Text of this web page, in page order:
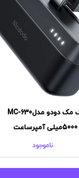
پاوربانک مک دودو مدلMC-630
ناموجود